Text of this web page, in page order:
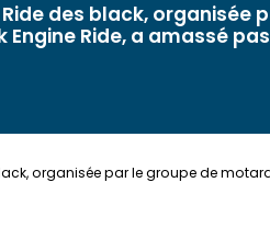
des black, organisée
Ride, a amassé
organisée par le groupe de